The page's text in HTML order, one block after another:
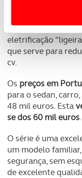
personalizar
funcionalidades de
analisar dados de
Adicionalmente
utilização do nosso
parceiros e
O ACP garantirá
dados pessoais
consentimento e
necessário no
Quanto aos
gasóleo, e
eletrificação
que serve para
cv.
Os preços em
para o sedan,
48 mil euros. Esta
se dos 60 mil euros.
O série é uma
um modelo
segurança, sem
de excelente